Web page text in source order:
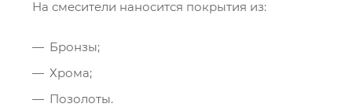
На смесители наносится покрытия из:
Бронзы;
Хрома;
Позолоты.